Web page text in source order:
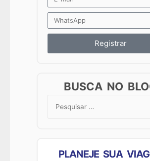
Registrar
BUSCA NO
Search
PLANEJE SUA